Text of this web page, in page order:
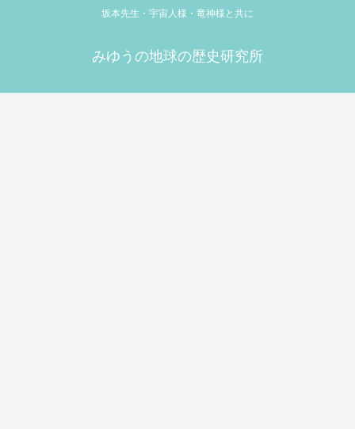
坂本先生・宇宙人様・竜神様と共に
みゆうの地球の歴史研究所